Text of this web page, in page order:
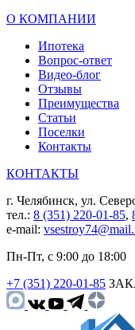
О КОМПАНИИ
Ипотека
Вопрос-ответ
Видео-блог
Отзывы
Преимущества
Статьи
Поселки
Контакты
КОНТАКТЫ
г. Челябинск, ул.
тел.: 8 (351) 220-01-85,
e-mail:
Пн-Пт, с 9:00 до 18:00
+7 (351) 220-01-85